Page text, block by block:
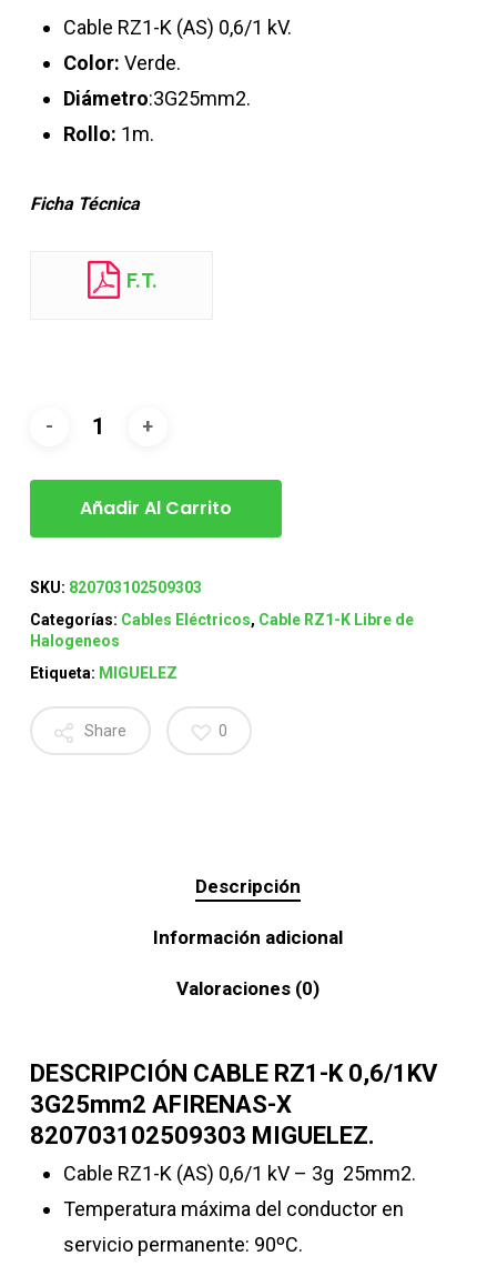
Cable RZ1-K (AS) 0,6/1 kV.
Color: Verde.
Diámetro:3G25mm2.
Rollo: 1m.
Ficha Técnica
F.T.
Añadir Al Carrito
SKU: 820703102509303
Categorías: Cables Eléctricos, Cable RZ1-K Libre de
Halogeneos
Etiqueta: MIGUELEZ
Share 0
Descripción
Información adicional
Valoraciones (0)
DESCRIPCIÓN CABLE RZ1-K 0,6/1KV
3G25mm2 AFIRENAS-X
820703102509303 MIGUELEZ.
Cable RZ1-K (AS) 0,6/1 kV – 3g 25mm2.
Temperatura máxima del conductor en
servicio permanente: 90ºC.